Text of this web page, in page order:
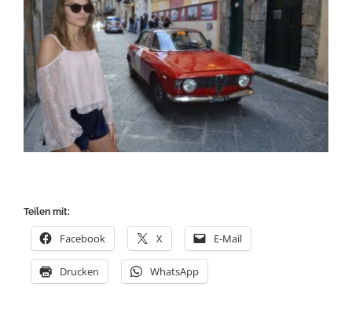
Teilen mit:
Facebook X E-Mail
Drucken WhatsApp